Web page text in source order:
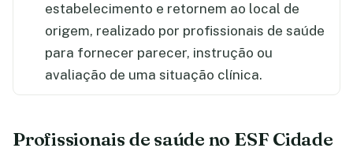
estabelecimento e retornem ao local de
origem, realizado por profissionais de saúde
para fornecer parecer, instrução ou
avaliação de uma situação clínica.
Profissionais de saúde no ESF Cidade